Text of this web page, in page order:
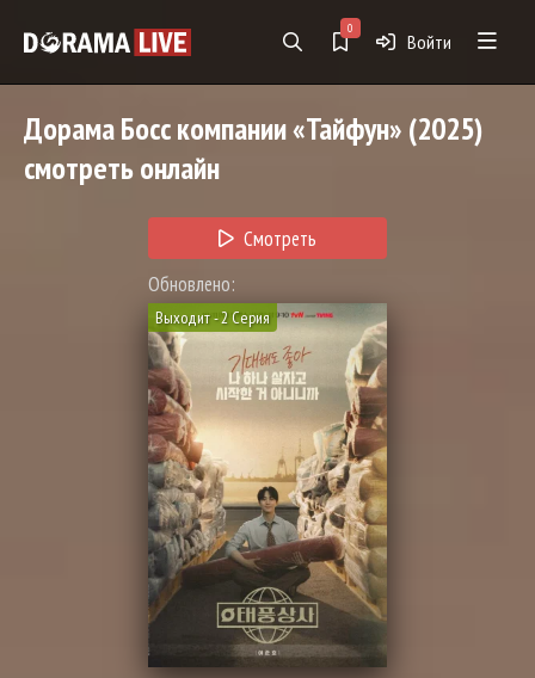
0
Войти
ДорамаБосс компании «Тайфун» (2025)
смотреть онлайн
Смотреть
Обновлено:
Выходит - 2 Серия